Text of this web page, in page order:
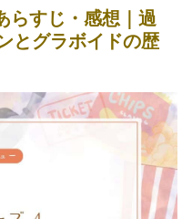
らすじ・感想｜過
とグラボイドの歴